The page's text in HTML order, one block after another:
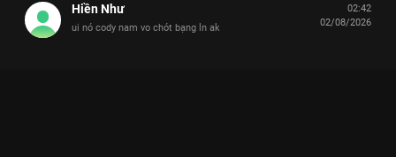
Hiền Như
ui nó cody nam vo chót bạng ln ak
02:42
02/08/2026